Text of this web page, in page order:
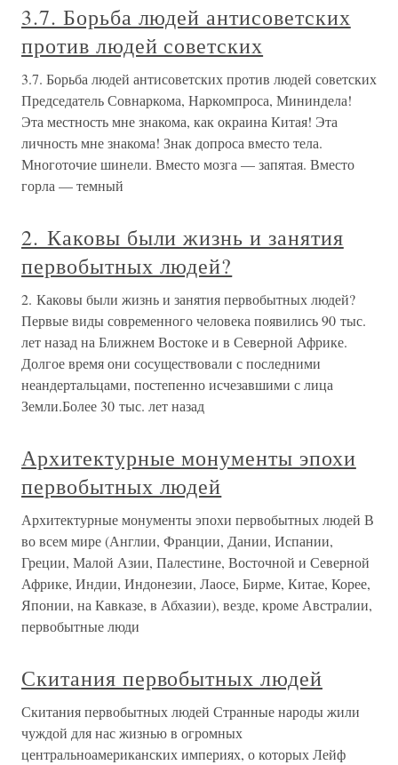
3.7. Борьба людей антисоветских
против людей советских
3.7. Борьба людей антисоветских против людей советских
Председатель Совнаркома, Наркомпроса, Мининдела!
Эта местность мне знакома, как окраина Китая! Эта
личность мне знакома! Знак допроса вместо тела.
Многоточие шинели. Вместо мозга — запятая. Вместо
горла — темный
2. Каковы были жизнь и занятия
первобытных людей?
2. Каковы были жизнь и занятия первобытных людей?
Первые виды современного человека появились 90 тыс.
лет назад на Ближнем Востоке и в Северной Африке.
Долгое время они сосуществовали с последними
неандертальцами, постепенно исчезавшими с лица
Земли.Более 30 тыс. лет назад
Архитектурные монументы эпохи
первобытных людей
Архитектурные монументы эпохи первобытных людей В
во всем мире (Англии, Франции, Дании, Испании,
Греции, Малой Азии, Палестине, Восточной и Северной
Африке, Индии, Индонезии, Лаосе, Бирме, Китае, Корее,
Японии, на Кавказе, в Абхазии), везде, кроме Австралии,
первобытные люди
Скитания первобытных людей
Скитания первобытных людей Странные народы жили
чуждой для нас жизнью в огромных
центральноамериканских империях, о которых Лейф